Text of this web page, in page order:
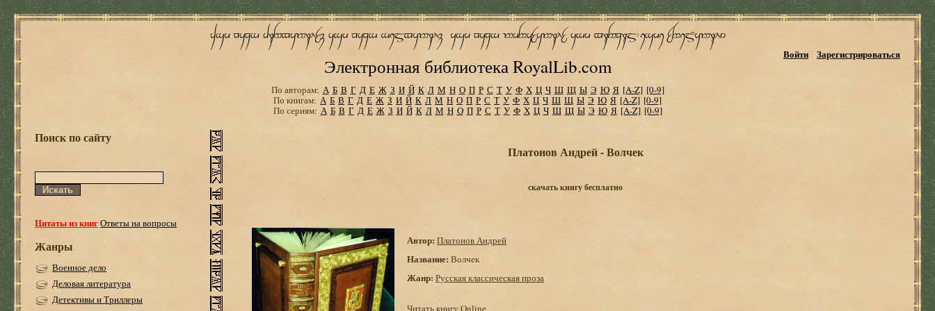
Электронная библиотека RoyalLib.com
Войти Зарегистрироваться
По авторам: А Б В Г Д Е Ж З И Й К Л М Н О П Р С Т У Ф Х Ц Ч Ш Щ Ы Э Ю Я [A-Z] [0-9]
По книгам: А Б В Г Д Е Ж З И Й К Л М Н О П Р С Т У Ф Х Ц Ч Ш Щ Ы Э Ю Я [A-Z] [0-9]
По сериям: А Б В Г Д Е Ж З И Й К Л М Н О П Р С Т У Ф Х Ц Ч Ш Щ Ы Э Ю Я [A-Z] [0-9]
Поиск по сайту
Цитаты из книгОтветы на вопросы
Жанры
Военное дело
Деловая литература
Детективы и Триллеры
Платонов Андрей - Волчек
скачать книгу бесплатно
Автор: Платонов Андрей
Название: Волчек
Жанр: Русская классическая проза
Читать книгу Online